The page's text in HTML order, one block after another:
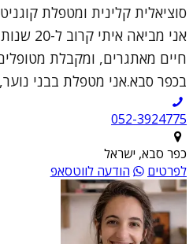
אני
חיים מאתגרים, ומקבלת
בכפר סבא.אני מטפלת בבני
052-3924775
כפר סבא, ישראל
לפרטים
הודעה לווטסאפ